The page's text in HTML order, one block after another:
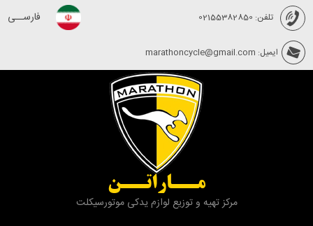
تلفن: 02155382850
ایمیل: marathoncycle@gmail.com
فارســی
مــاراتــن
مرکز تهیه و توزیع لوازم یدکی موتورسیکلت